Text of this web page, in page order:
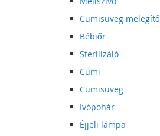
Cumisüveg melegítő
Bébiőr
Sterilizáló
Cumi
Cumisüveg
Ivópohár
Éjjeli lámpa